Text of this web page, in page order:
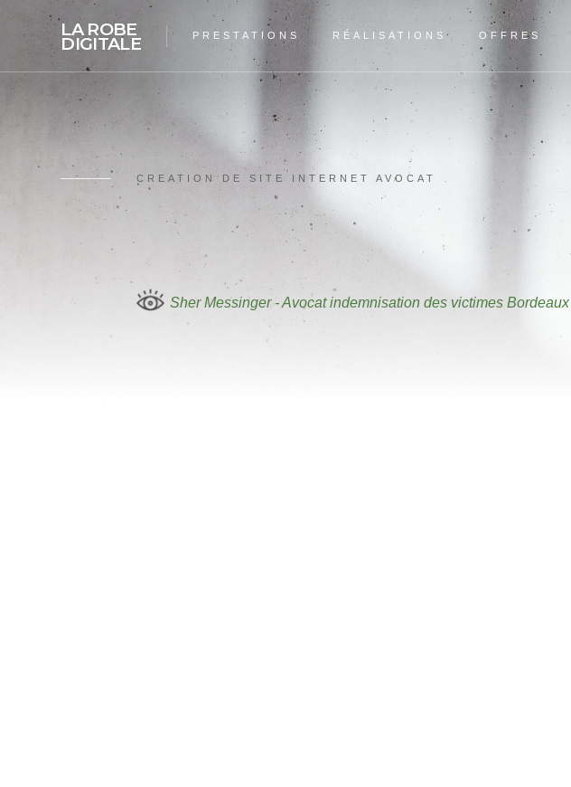
LA ROBE
DIGITALEALIZÉE
VALLAT
CRÉATION
SITE
INTERNET
AVOCAT
PRESTATIONS RÉALISATIONS OFFRES
CREATION DE SITE INTERNET AVOCAT
Sher Messinger - Avocat indemnisation des victimes Bordeaux